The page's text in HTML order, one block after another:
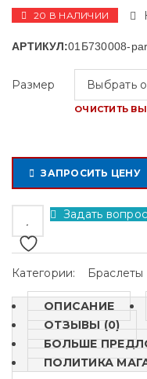
20 В НАЛИЧИИ
АРТИКУЛ:01Б730008-
Размер
ОЧИСТИТЬ
ЗАПРОСИТЬ ЦЕНУ
Задать вопрос
Категории: Браслеты
ОПИСАНИЕ
ОТЗЫВЫ (0)
БОЛЬШЕ
ПОЛИТИКА